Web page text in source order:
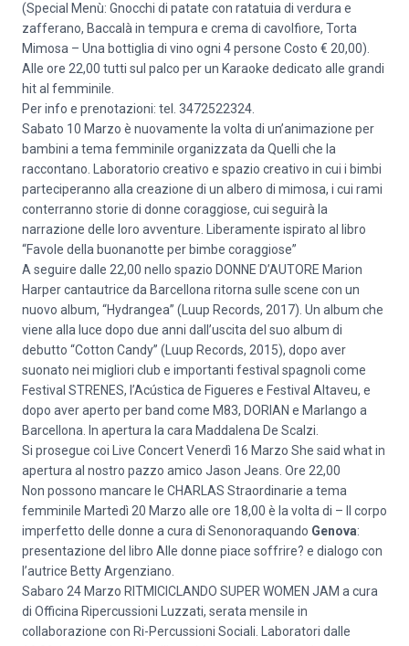
(Special Menù: Gnocchi di patate con ratatuia di verdura e
zafferano, Baccalà in tempura e crema di cavolfiore, Torta
Mimosa – Una bottiglia di vino ogni 4 persone Costo € 20,00).
Alle ore 22,00 tutti sul palco per un Karaoke dedicato alle grandi
hit al femminile.
Per info e prenotazioni: tel. 3472522324.
Sabato 10 Marzo è nuovamente la volta di un’animazione per
bambini a tema femminile organizzata da Quelli che la
raccontano. Laboratorio creativo e spazio creativo in cui i bimbi
parteciperanno alla creazione di un albero di mimosa, i cui rami
conterranno storie di donne coraggiose, cui seguirà la
narrazione delle loro avventure. Liberamente ispirato al libro
“Favole della buonanotte per bimbe coraggiose”
A seguire dalle 22,00 nello spazio DONNE D’AUTORE Marion
Harper cantautrice da Barcellona ritorna sulle scene con un
nuovo album, “Hydrangea” (Luup Records, 2017). Un album che
viene alla luce dopo due anni dall’uscita del suo album di
debutto “Cotton Candy” (Luup Records, 2015), dopo aver
suonato nei migliori club e importanti festival spagnoli come
Festival STRENES, l’Acústica de Figueres e Festival Altaveu, e
dopo aver aperto per band come M83, DORIAN e Marlango a
Barcellona. In apertura la cara Maddalena De Scalzi.
Si prosegue coi Live Concert Venerdì 16 Marzo She said what in
apertura al nostro pazzo amico Jason Jeans. Ore 22,00
Non possono mancare le CHARLAS Straordinarie a tema
femminile Martedì 20 Marzo alle ore 18,00 è la volta di – Il corpo
imperfetto delle donne a cura di Senonoraquando Genova:
presentazione del libro Alle donne piace soffrire? e dialogo con
l’autrice Betty Argenziano.
Sabaro 24 Marzo RITMICICLANDO SUPER WOMEN JAM a cura
di Officina Ripercussioni Luzzati, serata mensile in
collaborazione con Ri-Percussioni Sociali. Laboratori dalle